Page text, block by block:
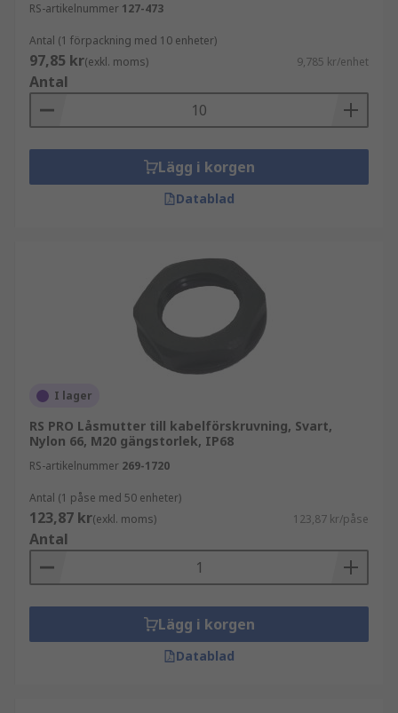
kabelgenomföring från RS PRO, vårt eget
varumärke. RS PRO kombinerar kvalitet,
hållbarhet och prisvärde och är ett pålitligt val
för professionella installationer.
Se RS PRO-sortimentet här
Köpråd
När du väljer låsmuttrar till kabelgenomföring är
säkerställer en säker och långvarig installation.
RS-artikelnummer 127-473
Antal (1 förpackning med 10 enheter)
97,85 kr(exkl. moms) 9,785 kr/enhet
Antal
Lägg i korgen
Datablad
I lager
RS PRO Låsmutter till kabelförskruvning, Svart,
Nylon 66, M20 gängstorlek, IP68
RS-artikelnummer 269-1720
Antal (1 påse med 50 enheter)
123,87 kr(exkl. moms) 123,87 kr/påse
Antal
Lägg i korgen
Datablad